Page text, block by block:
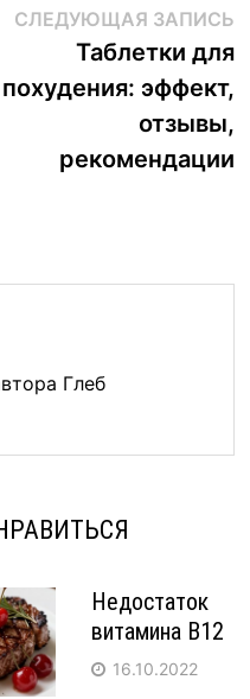
СЛЕДУЮЩАЯ ЗАПИСЬ
Таблетки для
похудения: эффект,
отзывы,
рекомендации
Глеб
Недостаток
витамина B12
16.10.2022